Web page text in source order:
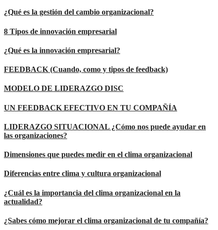
¿Qué es la gestión del cambio organizacional?
8 Tipos de innovación empresarial
¿Qué es la innovación empresarial?
FEEDBACK (Cuando, como y tipos de feedback)
MODELO DE LIDERAZGO DISC
UN FEEDBACK EFECTIVO EN TU COMPAÑÍA
LIDERAZGO SITUACIONAL ¿Cómo nos puede ayudar en
las organizaciones?
Dimensiones que puedes medir en el clima organizacional
Diferencias entre clima y cultura organizacional
¿Cuál es la importancia del clima organizacional en la
actualidad?
¿Sabes cómo mejorar el clima organizacional de tu compañía?